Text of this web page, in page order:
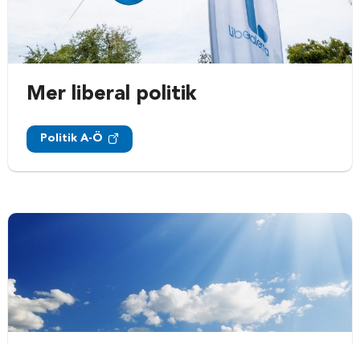
Mer liberal politik
Politik A-Ö